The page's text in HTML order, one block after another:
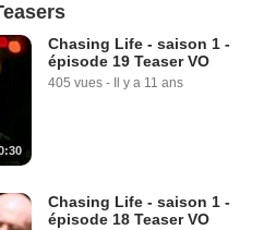
Chasing Life - saison 1 -
épisode 19 Teaser VO
405 vues - Il y a 11 ans
Chasing Life - saison 1 -
épisode 18 Teaser VO